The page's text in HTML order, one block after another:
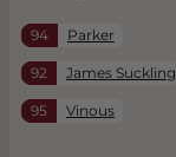
94 Parker
92 James Suckling
95 Vinous